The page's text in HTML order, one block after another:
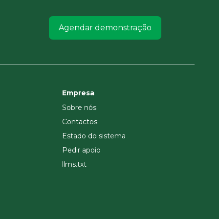
Agendar demonstração
Empresa
Sobre nós
Contactos
Estado do sistema
Pedir apoio
llms.txt